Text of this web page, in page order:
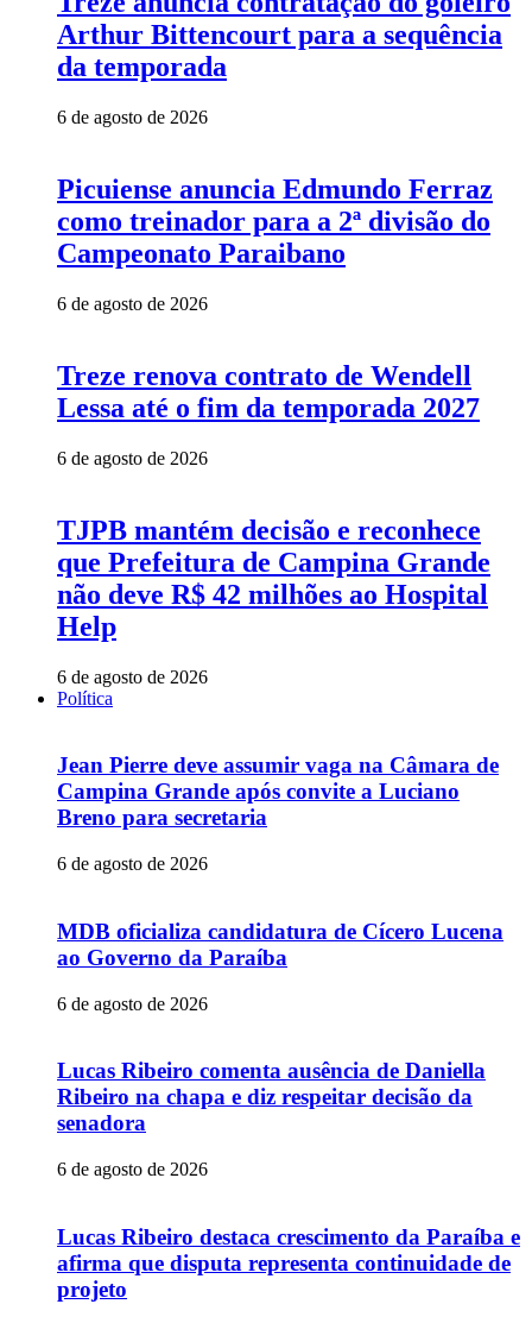
Arthur Bittencourt para a sequência
da temporada
6 de agosto de 2026
Picuiense anuncia Edmundo Ferraz
como treinador para a 2ª divisão do
Campeonato Paraibano
6 de agosto de 2026
Treze renova contrato de Wendell
Lessa até o fim da temporada 2027
6 de agosto de 2026
TJPB mantém decisão e reconhece
que Prefeitura de Campina Grande
não deve R$ 42 milhões ao Hospital
Help
6 de agosto de 2026
Política
Jean Pierre deve assumir vaga na Câmara de
Campina Grande após convite a Luciano
Breno para secretaria
6 de agosto de 2026
MDB oficializa candidatura de Cícero Lucena
ao Governo da Paraíba
6 de agosto de 2026
Lucas Ribeiro comenta ausência de Daniella
Ribeiro na chapa e diz respeitar decisão da
senadora
6 de agosto de 2026
Lucas Ribeiro destaca crescimento da Paraíba e
afirma que disputa representa continuidade de
projeto